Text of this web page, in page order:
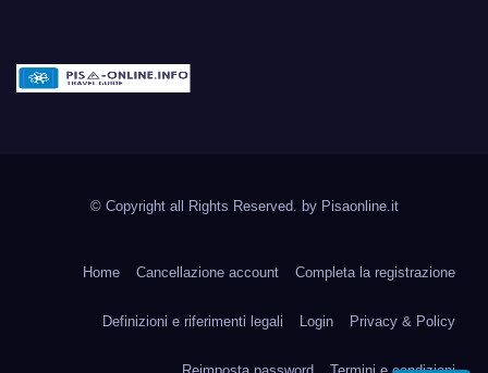
© Copyright all Rights Reserved. by Pisaonline.it
Home Cancellazione account Completa la registrazione
Definizioni e riferimenti legali Login Privacy & Policy